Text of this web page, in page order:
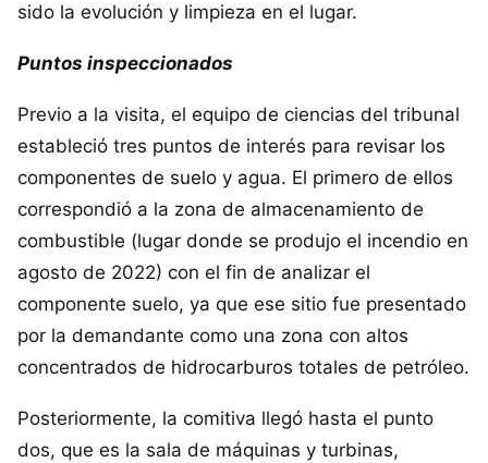
sido la evolución y limpieza en el lugar.
Puntos inspeccionados
Previo a la visita, el equipo de ciencias del tribunal
estableció tres puntos de interés para revisar los
componentes de suelo y agua. El primero de ellos
correspondió a la zona de almacenamiento de
combustible (lugar donde se produjo el incendio en
agosto de 2022) con el fin de analizar el
componente suelo, ya que ese sitio fue presentado
por la demandante como una zona con altos
concentrados de hidrocarburos totales de petróleo.
Posteriormente, la comitiva llegó hasta el punto
dos, que es la sala de máquinas y turbinas,